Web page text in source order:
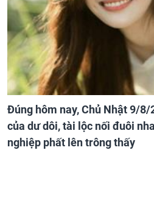
Đúng hôm nay, Chủ Nhật 9/
của dư dôi, tài lộc nối đuôi
nghiệp phất lên trông thấy